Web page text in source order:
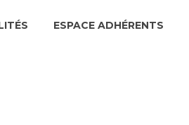
ESPACE ADHÉRENTS